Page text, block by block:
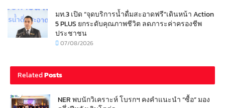
มท.3 เปิด “จุดบริการน้ำดื่มสะอาดฟรี”เดินหน้า Action
5 PLUS ยกระดับคุณภาพชีวิต ลดภาระค่าครองชีพ
ประชาชน
07/08/2026
RelatedPosts
NER พบนักวิเคราะห์ โบรกฯ คงคำแนะนำ “ซื้อ” มอง